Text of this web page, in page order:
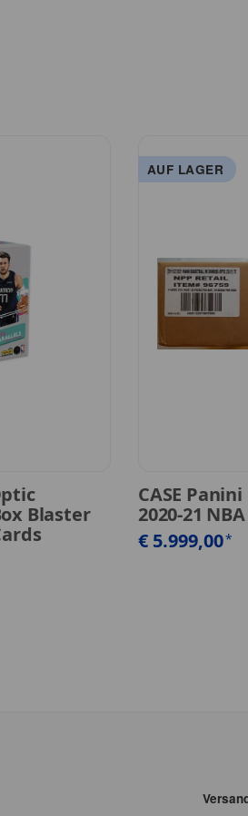
Blaster
AUF LAGER
CASE
2020-21
€ 5.999,00*